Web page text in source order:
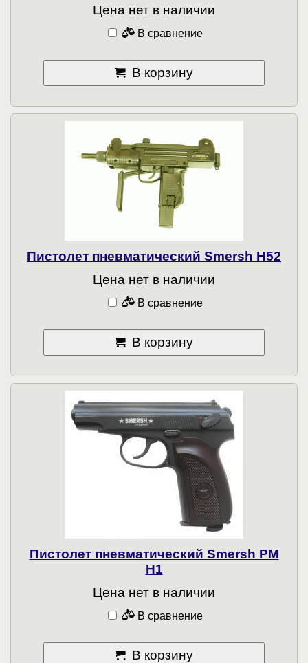
Цена нет в наличии
В сравнение
В корзину
Пистолет пневматический Smersh H52
Цена нет в наличии
В сравнение
В корзину
Пистолет пневматический Smersh PM
H1
Цена нет в наличии
В сравнение
В корзину